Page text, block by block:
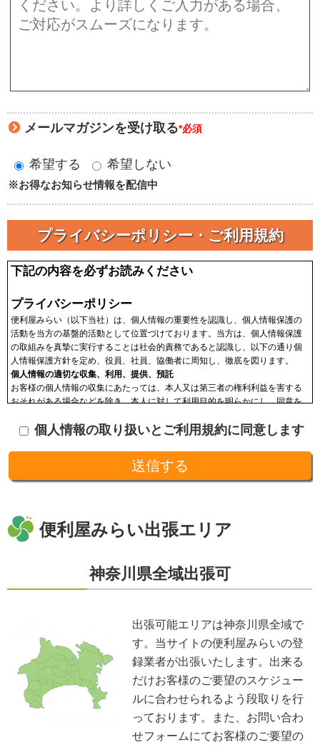
メールマガジンを受け取る*必須
希望する 希望しない
※お得なお知らせ情報を配信中
プライバシーポリシー・ご利用規約
下記の内容を必ずお読みください
プライバシーポリシー
便利屋みらい（以下当社）は、個人情報の重要性を認識し、個人情報保護の
活動を当方の基盤的活動として位置づけております。当方は、個人情報保護
の取組みを真摯に実行することは社会的責務であると認識し、以下の通り個
人情報保護方針を定め、役員、社員、協働者に周知し、徹底を図ります。
個人情報の適切な収集、利用、提供、預託
お客様の個人情報の収集にあたっては、本人又は第三者の権利利益を害する
おそれがある場合などを除き、本人に対して利用目的を明らかにし、同意を
範囲を限定し、適切に取り扱います。収集した個人情報は、法令に基づく命
十分な個人情報保護の水準を備える者を選び、また、契約等によって保護水
準を守るよう定めた上で、指導・管理を実施し、適切に取り扱います。
す。個人情報の滅失、き損、漏えいおよび不正アクセスなどの予防ならびに
是正。当方は、お客様の個人情報を厳格に管理し、滅失、き損、漏えいや不
情報の取扱いと運用に関する具体的ルールを定め、責任者を設けます。
個人情報に関する法令およびその他の規範の遵守
当社の役員、社員、協働者は、個人情報保護や通信の秘密に関する法令やガ
人情報保護が効果的に実施されるよう、個人情報保護方針および社内規程類
個人情報の取扱いに関する問い合わせおよび相談窓口
当方所定の窓口にて、合理的な範囲で対応いたします。
[お問い合わせ先]
便利屋みらい
お問い合わせ方法：
メールフォーム
お問い合わせ電話番号：お客様（ご注文後）から問い合わせ等があった場合
※業務の性質上、サイトに掲載はしておりません。
個人情報の取り扱いとご利用規約に同意します
便利屋みらい出張エリア
神奈川県全域出張可
出張可能エリアは神奈川県全域で
す。当サイトの便利屋みらいの登
録業者が出張いたします。出来る
だけお客様のご要望のスケジュー
ルに合わせられるよう段取りを行
っております。また、お問い合わ
せフォームにてお客様のご要望の